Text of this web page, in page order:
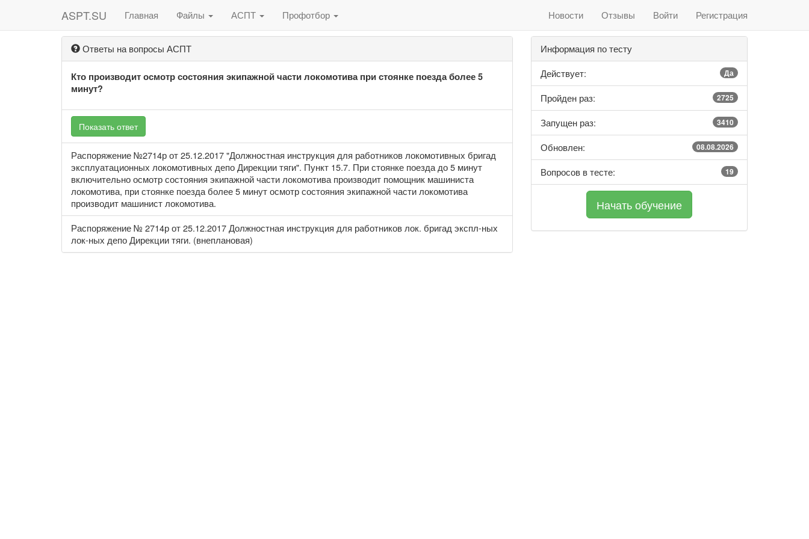
ASPT.SU Главная Файлы АСПТ Профотбор Новости Отзывы Войти Регистрация
Ответы на вопросы АСПТ
Кто производит осмотр состояния экипажной части локомотива при стоянке поезда более 5
минут?
Показать ответ
Распоряжение №2714р от 25.12.2017 "Должностная инструкция для работников локомотивных бригад
эксплуатационных локомотивных депо Дирекции тяги". Пункт 15.7. При стоянке поезда до 5 минут
включительно осмотр состояния экипажной части локомотива производит помощник машиниста
локомотива, при стоянке поезда более 5 минут осмотр состояния экипажной части локомотива
производит машинист локомотива.
Распоряжение № 2714р от 25.12.2017 Должностная инструкция для работников лок. бригад экспл-ных
лок-ных депо Дирекции тяги. (внеплановая)
Информация по тесту
Действует:
Да
Пройден раз: 2725
Запущен раз: 3410
Обновлен: 08.08.2026
Вопросов в тесте: 19